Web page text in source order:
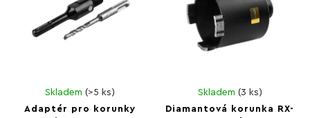
Adaptér pro korunky
Skladem (>5 ks)
Diamantová korunka RX-
Skladem (3 ks)